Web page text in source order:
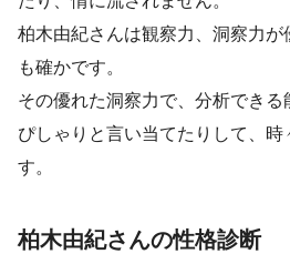
柏木由紀さんは観察力、洞察力が
も確かです。
その優れた洞察力で、分析でき
ぴしゃりと言い当てたりして、時
す。
柏木由紀さんの性格診断